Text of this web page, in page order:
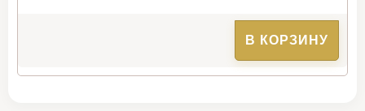
В КОРЗИНУ